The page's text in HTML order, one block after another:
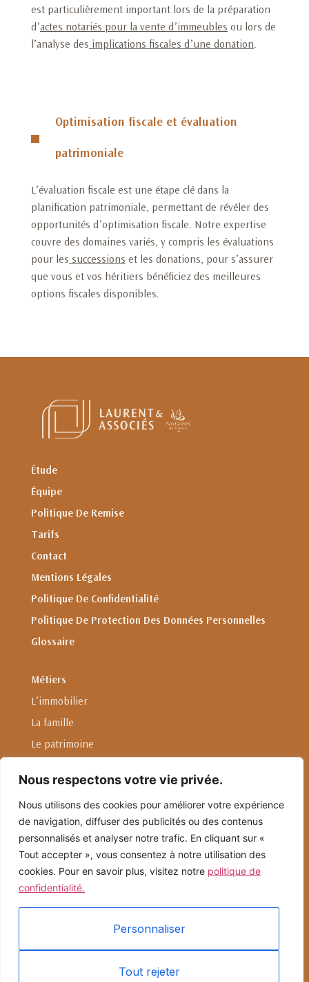
Nous respectons votre vie privée.
Nous utilisons des cookies pour améliorer votre expérience
de navigation, diffuser des publicités ou des contenus
personnalisés et analyser notre trafic. En cliquant sur «
Tout accepter », vous consentez à notre utilisation des
cookies. Pour en savoir plus, visitez notre politique de
confidentialité.
Personnaliser
Tout rejeter
est particulièrement important lors de la préparation
d’actes notariés pour la vente d’immeubles ou lors de
l’analyse des implications fiscales d’une donation.
Optimisation fiscale et évaluation
patrimoniale
L’évaluation fiscale est une étape clé dans la
planification patrimoniale, permettant de révéler des
opportunités d’optimisation fiscale. Notre expertise
couvre des domaines variés, y compris les évaluations
pour les successions et les donations, pour s’assurer
que vous et vos héritiers bénéficiez des meilleures
options fiscales disponibles.
Étude
Équipe
Politique De Remise
Tarifs
Contact
Mentions Légales
Politique De Confidentialité
Politique De Protection Des Données Personnelles
Glossaire
Métiers
L’immobilier
La famille
Le patrimoine
Droit international privé
Linkedin
Nous envoyer un email
4, Rue Auber 75009 Paris
© 2025 Laurent & Associés | Agrément notarial :